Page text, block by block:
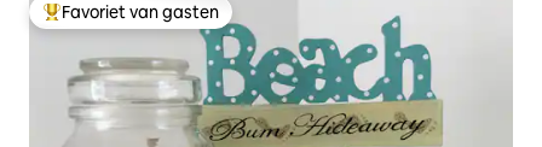
Topfavoriet van gasten
Favoriet van gasten